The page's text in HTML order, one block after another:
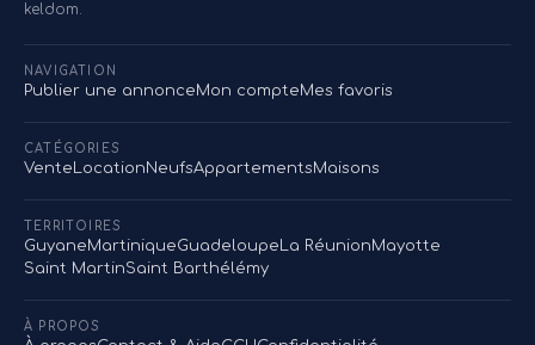
keldom.
NAVIGATION
Publier une annonceMon compteMes favoris
CATÉGORIES
Vente LocationNeufsAppartementsMaisons
TERRITOIRES
GuyaneMartiniqueGuadeloupe La RéunionMayotte
Saint MartinSaint Barthélémy
À PROPOS